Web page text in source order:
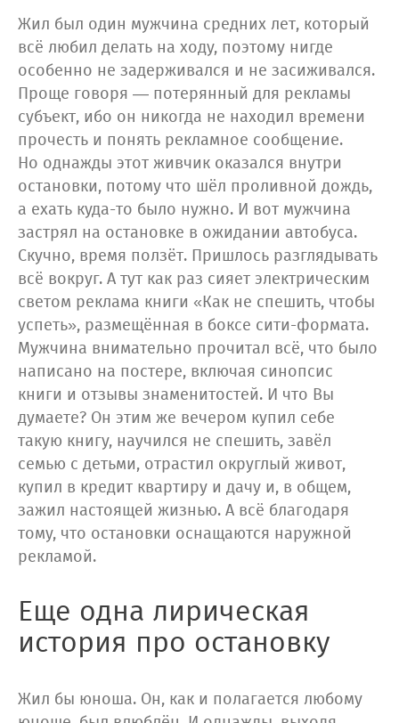
Жил был один мужчина средних лет, который
всё любил делать на ходу, поэтому нигде
особенно не задерживался и не засиживался.
Проще говоря — потерянный для рекламы
субъект, ибо он никогда не находил времени
прочесть и понять рекламное сообщение.
Но однажды этот живчик оказался внутри
остановки, потому что шёл проливной дождь,
а ехать куда-то было нужно. И вот мужчина
застрял на остановке в ожидании автобуса.
Скучно, время ползёт. Пришлось разглядывать
всё вокруг. А тут как раз сияет электрическим
светом реклама книги «Как не спешить, чтобы
успеть», размещённая в боксе сити-формата.
Мужчина внимательно прочитал всё, что было
написано на постере, включая синопсис
книги и отзывы знаменитостей. И что Вы
думаете? Он этим же вечером купил себе
такую книгу, научился не спешить, завёл
семью с детьми, отрастил округлый живот,
купил в кредит квартиру и дачу и, в общем,
зажил настоящей жизнью. А всё благодаря
тому, что остановки оснащаются наружной
рекламой.
Еще одна лирическая
история про остановку
Жил бы юноша. Он, как и полагается любому